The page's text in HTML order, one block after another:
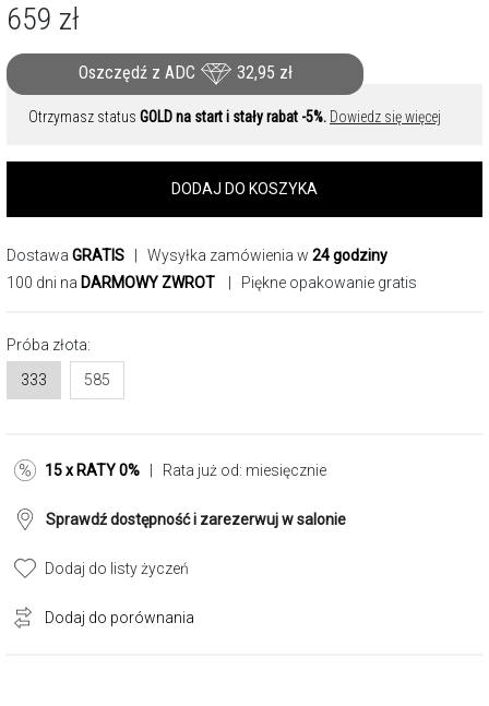
659 zł
Oszczędź z ADC 32,95 zł
Otrzymasz status GOLD na start i stały rabat -5%. Dowiedz się więcej
DODAJ DO KOSZYKA
Dostawa GRATIS | Wysyłka zamówienia w 24 godziny
100 dni na DARMOWY ZWROT | Piękne opakowanie gratis
Próba złota:
333
585
15 x RATY 0% | Rata już od: miesięcznie
Sprawdź dostępność i zarezerwuj w salonie
Dodaj do listy życzeń
Dodaj do porównania